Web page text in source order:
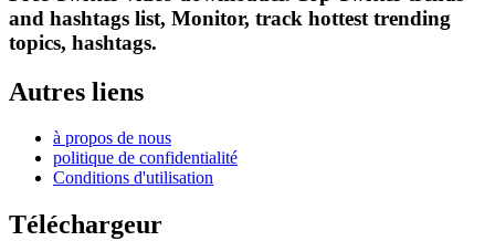
and hashtags list, Monitor, track hottest trending
topics, hashtags.
Autres liens
à propos de nous
politique de confidentialité
Conditions d'utilisation
Téléchargeur